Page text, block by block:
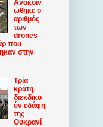
Ανακοιν
ώθηκε ο
αριθμός
των
drones
που
στην
Τρία
κράτη
διεκδικο
ύν εδάφη
της
Ουκρανί